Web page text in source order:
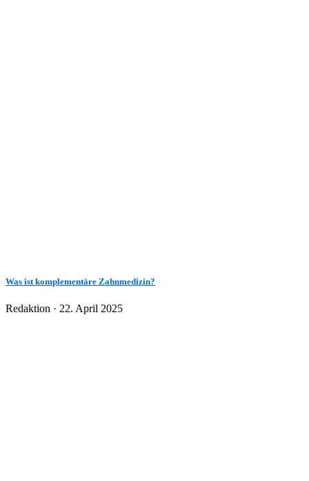
Was ist komplementäre Zahnmedizin?
Redaktion · Veröffentlicht
22. April 2025